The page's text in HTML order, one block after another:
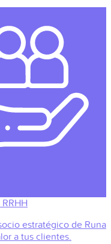
estratégico de Runa
a tus clientes.